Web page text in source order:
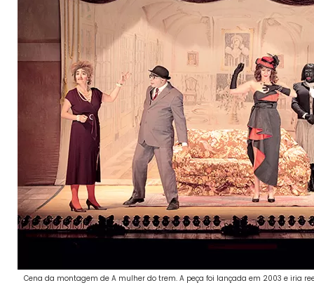
Cena da montagem de A mulher do trem. A peça foi lançada em 2003 e iria